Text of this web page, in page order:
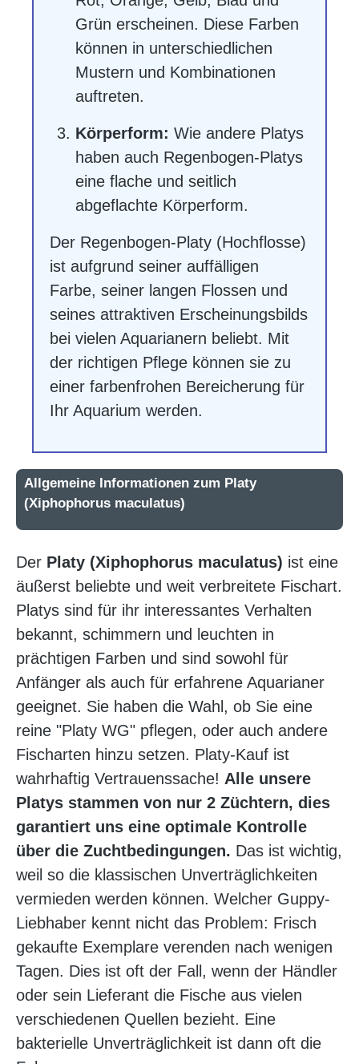
Grün erscheinen. Diese Farben
können in unterschiedlichen
Mustern und Kombinationen
auftreten.
Körperform: Wie andere Platys
haben auch Regenbogen-Platys
eine flache und seitlich
abgeflachte Körperform.
Der Regenbogen-Platy (Hochflosse)
ist aufgrund seiner auffälligen
Farbe, seiner langen Flossen und
seines attraktiven Erscheinungsbilds
bei vielen Aquarianern beliebt. Mit
der richtigen Pflege können sie zu
einer farbenfrohen Bereicherung für
Ihr Aquarium werden.
Allgemeine Informationen zum Platy
(Xiphophorus maculatus)
Der Platy (Xiphophorus maculatus) ist eine
äußerst beliebte und weit verbreitete Fischart.
Platys sind für ihr interessantes Verhalten
bekannt, schimmern und leuchten in
prächtigen Farben und sind sowohl für
Anfänger als auch für erfahrene Aquarianer
geeignet. Sie haben die Wahl, ob Sie eine
reine "Platy WG" pflegen, oder auch andere
Fischarten hinzu setzen. Platy-Kauf ist
wahrhaftig Vertrauenssache! Alle unsere
Platys stammen von nur 2 Züchtern, dies
garantiert uns eine optimale Kontrolle
über die Zuchtbedingungen. Das ist wichtig,
weil so die klassischen Unverträglichkeiten
vermieden werden können. Welcher Guppy-
Liebhaber kennt nicht das Problem: Frisch
gekaufte Exemplare verenden nach wenigen
Tagen. Dies ist oft der Fall, wenn der Händler
oder sein Lieferant die Fische aus vielen
verschiedenen Quellen bezieht. Eine
bakterielle Unverträglichkeit ist dann oft die